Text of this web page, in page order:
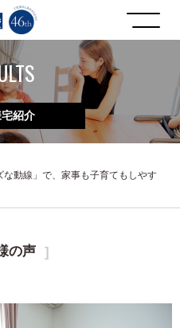
紹介
な動線」で、家事も子育てもしやす
の声